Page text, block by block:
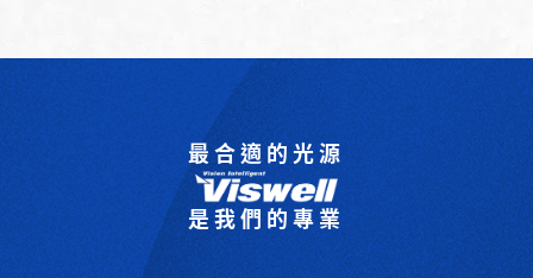
最合適的光源
是我們的專業